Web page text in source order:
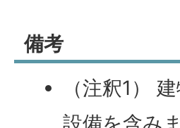
備考
（注釈1）
設備を含み